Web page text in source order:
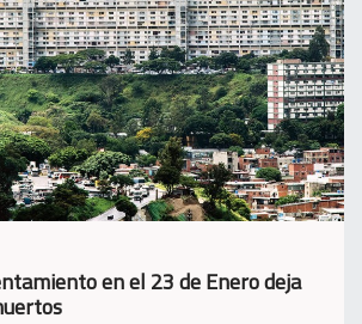
en el 23 de Enero deja